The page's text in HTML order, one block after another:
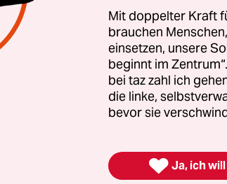
eine Islamistenzelle um den
worden und während der
auf Amri getroffen. Sofort habe
Mit doppelter Kraft
brauchen
einsetzen, unsere
beginnt im
bei taz zahl ich
die linke,
bevor sie
 Ja, ich will